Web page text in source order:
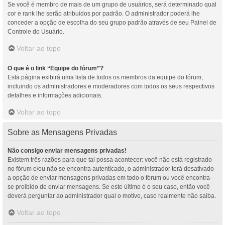
Se você é membro de mais de um grupo de usuários, será determinado qual
cor e rank lhe serão atribuídos por padrão. O administrador poderá lhe
conceder a opção de escolha do seu grupo padrão através de seu Painel de
Controle do Usuário.
Voltar ao topo
O que é o link “Equipe do fórum”?
Esta página exibirá uma lista de todos os membros da equipe do fórum,
incluindo os administradores e moderadores com todos os seus respectivos
detalhes e informações adicionais.
Voltar ao topo
Sobre as Mensagens Privadas
Não consigo enviar mensagens privadas!
Existem três razões para que tal possa acontecer: você não está registrado
no fórum e/ou não se encontra autenticado, o administrador terá desativado
a opção de enviar mensagens privadas em todo o fórum ou você encontra-
se proibido de enviar mensagens. Se este último é o seu caso, então você
deverá perguntar ao administrador qual o motivo, caso realmente não saiba.
Voltar ao topo